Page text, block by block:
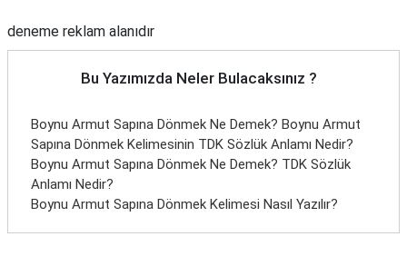
deneme reklam alanıdır
Bu Yazımızda Neler Bulacaksınız ?
Boynu Armut Sapına Dönmek Ne Demek? Boynu Armut
Sapına Dönmek Kelimesinin TDK Sözlük Anlamı Nedir?
Boynu Armut Sapına Dönmek Ne Demek? TDK Sözlük
Anlamı Nedir?
Boynu Armut Sapına Dönmek Kelimesi Nasıl Yazılır?